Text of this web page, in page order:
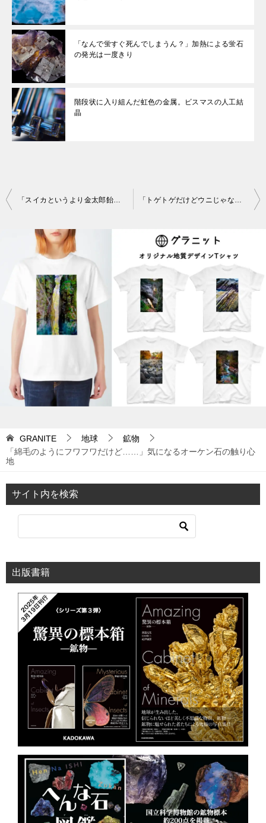
「なんで蛍すぐ死んでしまうん？」加熱による蛍石
の発光は一度きり
階段状に入り組んだ虹色の金属。ビスマスの人工結
晶
投
ョ
「スイカというより金太郎飴？」トルマリンの変わり種、ウォーターメロン 「トゲトゲだけどウニじゃない」まるで繊細なガラス細工。スコレス沸石
GRANITE 地球
鉱物
「綿毛のようにフワフワだけど……」気になるオーケン石の触り心
地
サイト内を検索
出版書籍